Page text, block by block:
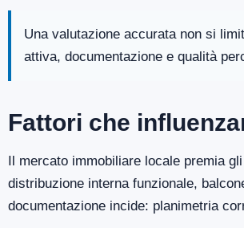
Una valutazione accurata non si
attiva, documentazione e qualità
Fattori che
Il mercato immobiliare locale premia
distribuzione interna funzionale,
documentazione incide: planimetria